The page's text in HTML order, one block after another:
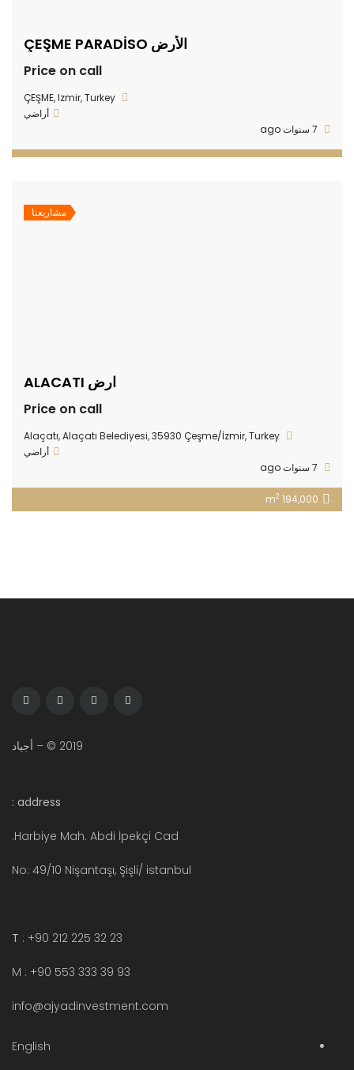
الأرض ÇEŞME PARADİSO
Price on call
ÇEŞME, Izmir, Turkey
أراضي
مشاريعنا
ارض ALACATI
Price on call
Alaçatı, Alaçatı Belediyesi, 35930 Çeşme/İzmir, Turkey
أراضي
194,000 m
2
2019 © – أجياد
address :
Harbiye Mah. Abdi İpekçi Cad.
No: 49/10 Nişantaşı, Şişli/ istanbul
T : +90 212 225 32 23
M : +90 553 333 39 93
info@ajyadinvestment.com
English